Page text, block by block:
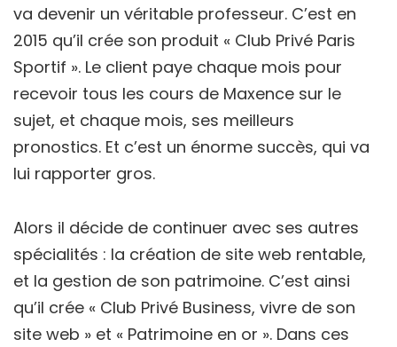
va devenir un véritable professeur. C’est en
2015 qu’il crée son produit « Club Privé Paris
Sportif ». Le client paye chaque mois pour
recevoir tous les cours de Maxence sur le
sujet, et chaque mois, ses meilleurs
pronostics. Et c’est un énorme succès, qui va
lui rapporter gros.
Alors il décide de continuer avec ses autres
spécialités : la création de site web rentable,
et la gestion de son patrimoine. C’est ainsi
qu’il crée « Club Privé Business, vivre de son
site web » et « Patrimoine en or ». Dans ces